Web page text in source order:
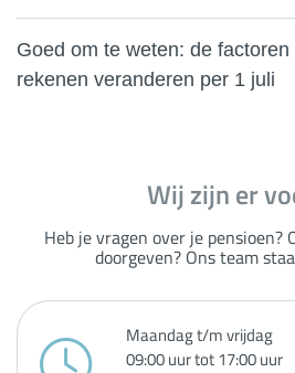
Goed om te weten: de
rekenen veranderen per 1 juli
Wij zijn er
Heb je vragen over je pensioen?
doorgeven? Ons team
Maandag t/m vrijdag
09:00 uur tot 17:00 uur